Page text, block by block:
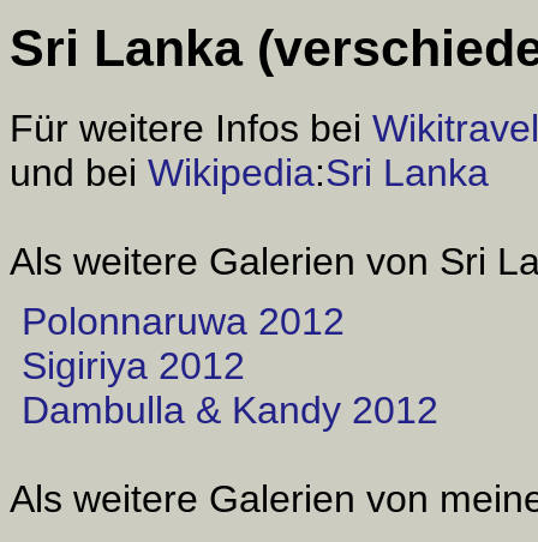
Sri Lanka
Für weitere Infos bei Wikitravel
und bei Wikipedia:Sri Lanka
Als weitere Galerien von Sri
Polonnaruwa 2012
Sigiriya 2012
Dambulla & Kandy 2012
Als weitere Galerien von